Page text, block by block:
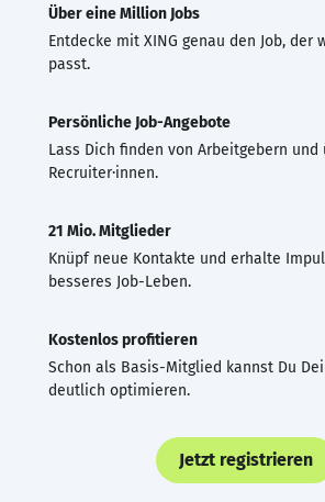
Über eine Million Jobs
Entdecke mit XING genau den Job, der
passt.
Persönliche Job-Angebote
Lass Dich finden von Arbeitgebern und
Recruiter·innen.
21 Mio. Mitglieder
Knüpf neue Kontakte und erhalte
besseres Job-Leben.
Kostenlos profitieren
Schon als Basis-Mitglied kannst Du
deutlich optimieren.
Jetzt registrieren